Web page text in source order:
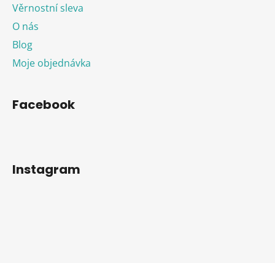
Věrnostní sleva
O nás
Blog
Moje objednávka
Facebook
Instagram